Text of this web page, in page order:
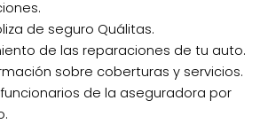
de seguro Quálitas.
de las reparaciones de tu auto.
sobre coberturas y servicios.
de la aseguradora por